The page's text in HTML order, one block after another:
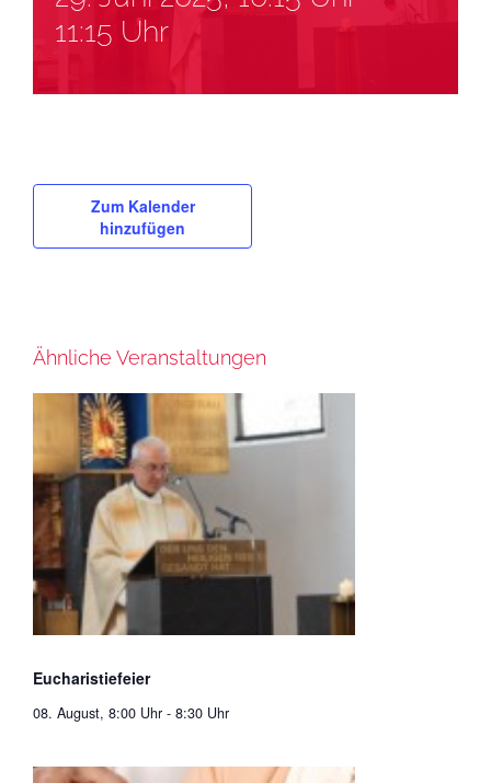
11:15 Uhr
Zum Kalender
hinzufügen
Ähnliche Veranstaltungen
Eucharistiefeier
08. August, 8:00 Uhr - 8:30 Uhr